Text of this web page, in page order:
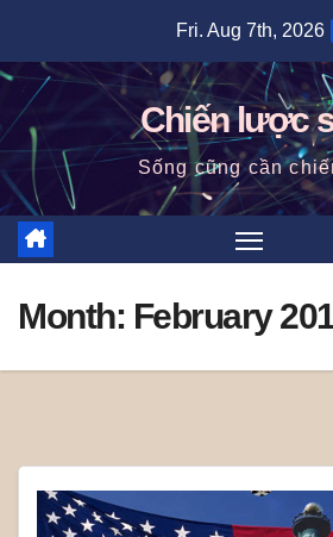
content
Fri. Aug 7th, 2026
Chiến lược
Sống cũng cần
Month: February